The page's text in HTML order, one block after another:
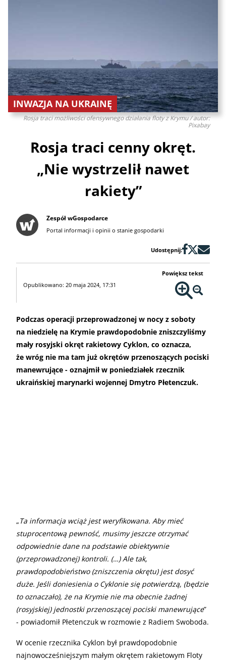
Rosja traci możliwości ofensywnego działania floty z Krymu / autor:
Pixabay
INWAZJA NA UKRAINĘ
Rosja traci cenny okręt.
„Nie wystrzelił nawet
rakiety”
Zespół wGospodarce
Portal informacji i opinii o stanie gospodarki
Udostępnij:
Opublikowano: 20 maja 2024, 17:31
Powiększ tekst
Podczas operacji przeprowadzonej w nocy z soboty
na niedzielę na Krymie prawdopodobnie zniszczyliśmy
mały rosyjski okręt rakietowy Cyklon, co oznacza,
że wróg nie ma tam już okrętów przenoszących pociski
manewrujące - oznajmił w poniedziałek rzecznik
ukraińskiej marynarki wojennej Dmytro Płetenczuk.
„Ta informacja wciąż jest weryfikowana. Aby mieć
stuprocentową pewność, musimy jeszcze otrzymać
odpowiednie dane na podstawie obiektywnie
(przeprowadzonej) kontroli. (…) Ale tak,
prawdopodobieństwo (zniszczenia okrętu) jest dosyć
duże. Jeśli doniesienia o Cyklonie się potwierdzą, (będzie
to oznaczało), że na Krymie nie ma obecnie żadnej
(rosyjskiej) jednostki przenoszącej pociski manewrujące”
- powiadomił Płetenczuk w rozmowie z Radiem Swoboda.
W ocenie rzecznika Cyklon był prawdopodobnie
najnowocześniejszym małym okrętem rakietowym Floty